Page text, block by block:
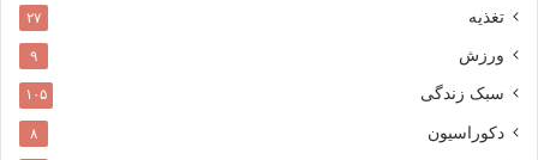
تغذیه ۲۷
ورزش ۹
سبک زندگی ۱۰۵
دکوراسیون ۸